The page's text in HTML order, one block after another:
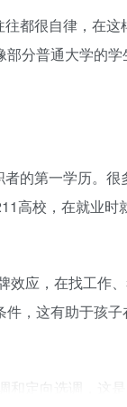
都很自律，在
分普通大学的
的第一学历。
高校，在就业时
应，在找工作
，这有助于孩
定向选调，这